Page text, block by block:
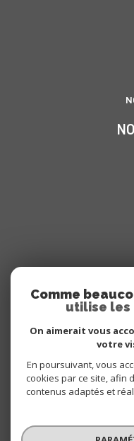
© 2026 |
Comme
utilise les
On aimerait vous
votre
En poursuivant, vous
cookies par ce site, afin
contenus adaptés et